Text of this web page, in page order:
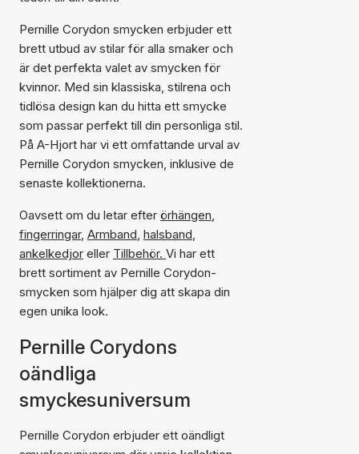
Pernille Corydon smycken erbjuder ett
brett utbud av stilar för alla smaker och
är det perfekta valet av smycken för
kvinnor. Med sin klassiska, stilrena och
tidlösa design kan du hitta ett smycke
som passar perfekt till din personliga stil.
På A-Hjort har vi ett omfattande urval av
Pernille Corydon smycken, inklusive de
senaste kollektionerna.
Oavsett om du letar efter örhängen,
fingerringar, Armband, halsband,
ankelkedjor eller Tillbehör. Vi har ett
brett sortiment av Pernille Corydon-
smycken som hjälper dig att skapa din
egen unika look.
Pernille Corydons
oändliga
smyckesuniversum
Pernille Corydon erbjuder ett oändligt